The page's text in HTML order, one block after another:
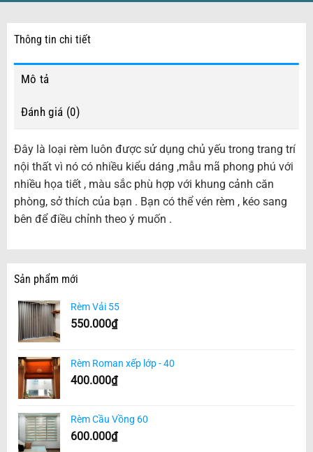
Thông tin chi tiết
Mô tả
Đánh giá (0)
Đây là loại rèm luôn được sử dụng chủ yếu trong trang trí
nội thất vì nó có nhiều kiểu dáng ,mẫu mã phong phú với
nhiều họa tiết , màu sắc phù hợp với khung cảnh căn
phòng, sở thích của bạn . Bạn có thể vén rèm , kéo sang
bên để điều chỉnh theo ý muốn .
Sản phẩm mới
Rèm Vải 55
550.000₫
Rèm Roman xếp lớp - 40
400.000₫
Rèm Cầu Vồng 60
600.000₫